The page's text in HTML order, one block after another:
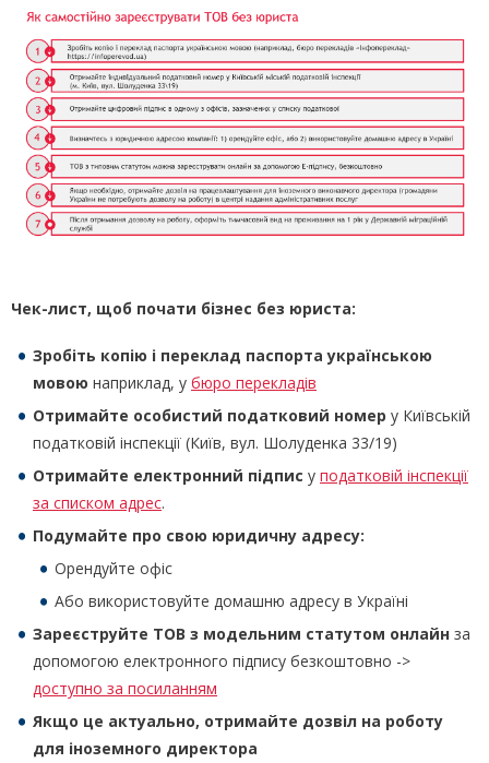
Чек-лист, щоб почати бізнес без юриста:
Зробіть копію і переклад паспорта українською
мовою наприклад, у бюро перекладів
Отримайте особистий податковий номер у Київській
податковій інспекції (Київ, вул. Шолуденка 33/19)
Отримайте електронний підпис у податковій інспекції
за списком адрес.
Подумайте про свою юридичну адресу:
Орендуйте офіс
Або використовуйте домашню адресу в Україні
Зареєструйте ТОВ з модельним статутом онлайн за
допомогою електронного підпису безкоштовно ->
доступно за посиланням
Якщо це актуально, отримайте дозвіл на роботу
для іноземного директора